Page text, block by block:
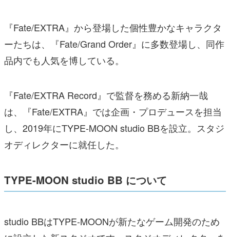
『Fate/EXTRA』から登場した個性豊かなキャラクタ
ーたちは、『Fate/Grand Order』に多数登場し、同作
品内でも人気を博している。
『Fate/EXTRA Record』で監督を務める新納一哉
は、『Fate/EXTRA』では企画・プロデュースを担当
し、2019年にTYPE-MOON studio BBを設立。スタジ
オディレクターに就任した。
TYPE-MOON studio BB について
studio BBはTYPE-MOONが新たなゲーム開発のため